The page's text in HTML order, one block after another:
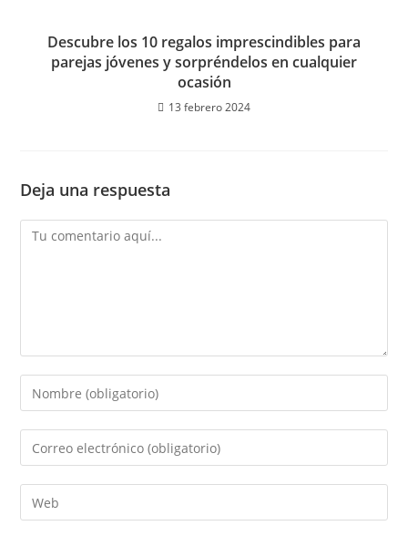
Descubre los 10 regalos imprescindibles para
parejas jóvenes y sorpréndelos en cualquier
ocasión
13 febrero 2024
Deja una respuesta